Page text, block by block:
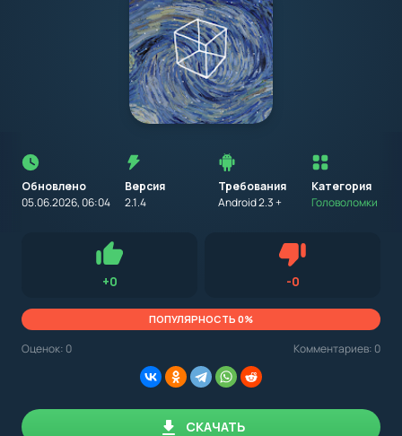
Обновлено
05.06.2026, 06:04
Версия
2.1.4
Требования
Android 2.3 +
установкой
приложения
на
устройство
с
указываем
минимальные
необходимые
Категория
Головоломки
обращать внимание на установленную версию Android
OS. Мы указываем минимально необходимую версию для
+0Нравится -0Не нравится
ПОПУЛЯРНОСТЬ 0%
Оценок: 0 Комментариев: 0
СКАЧАТЬ